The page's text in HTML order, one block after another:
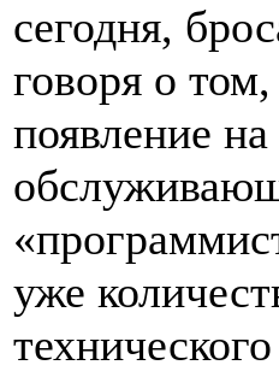
сегодня,
говоря о
появление
уже